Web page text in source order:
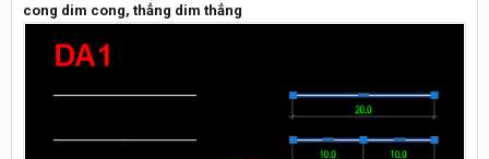
cong dim cong, thẳng dim thẳng